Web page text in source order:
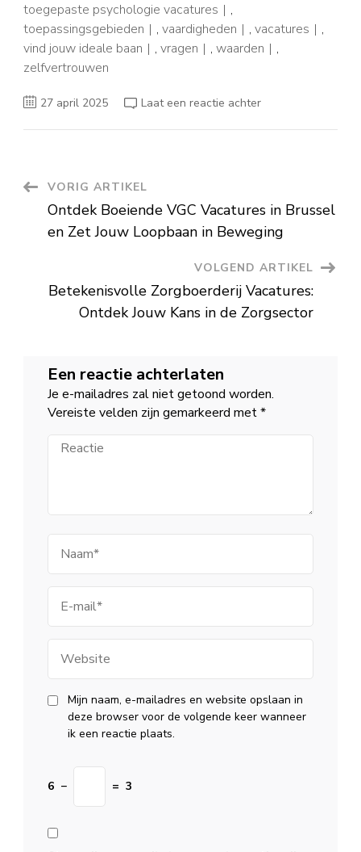
toegepaste psychologie vacatures
,
toepassingsgebieden
, vaardigheden , vacatures
,
vind jouw ideale baan
, vragen , waarden
,
zelfvertrouwen
27 april 2025 Laat een reactie achterop
Berichtnavigatie
VORIG ARTIKEL
Ontdek Boeiende VGC Vacatures in Brussel
en Zet Jouw Loopbaan in Beweging
VOLGEND ARTIKEL
Betekenisvolle Zorgboerderij Vacatures:
Ontdek Jouw Kans in de Zorgsector
Een reactie achterlaten
Je e-mailadres zal niet getoond worden.
Vereiste velden zijn gemarkeerd met*
Reactie
mail
Mijn naam, e-mailadres en website opslaan in
deze browser voor de volgende keer wanneer
ik een reactie plaats.
6 − = 3